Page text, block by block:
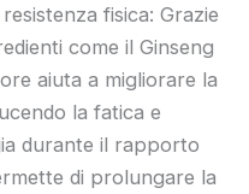
fisica: Grazie
come il Ginseng
aiuta a migliorare la
la fatica e
durante il rapporto
di prolungare la